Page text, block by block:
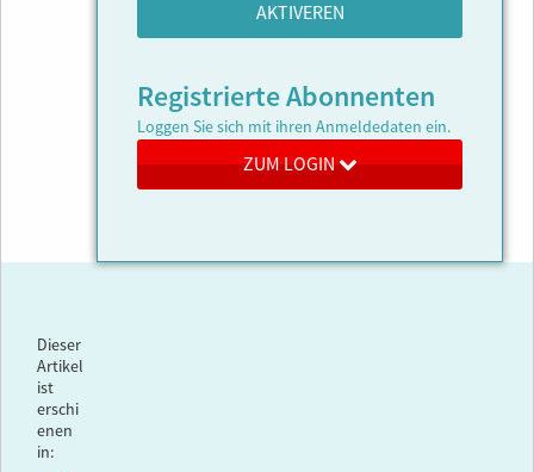
AKTIVEREN
Registrierte Abonnenten
Loggen Sie sich mit ihren Anmeldedaten ein.
ZUM LOGIN
Dieser
Artikel
ist
erschi
enen
in: